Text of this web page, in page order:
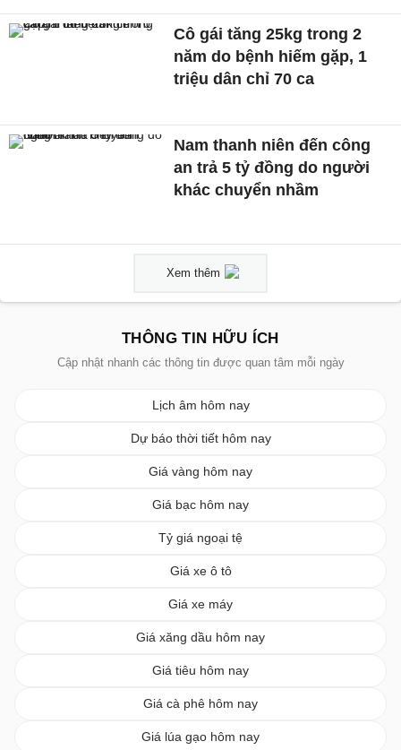
Cô gái tăng 25kg trong 2
năm do bệnh hiếm gặp, 1
triệu dân chỉ 70 ca
Nam thanh niên đến công
an trả 5 tỷ đồng do người
khác chuyển nhầm
Xem thêm
THÔNG TIN HỮU ÍCH
Cập nhật nhanh các thông tin được quan tâm mỗi ngày
Lịch âm hôm nay
Dự báo thời tiết hôm nay
Giá vàng hôm nay
Giá bạc hôm nay
Tỷ giá ngoại tệ
Giá xe ô tô
Giá xe máy
Giá xăng dầu hôm nay
Giá tiêu hôm nay
Giá cà phê hôm nay
Giá lúa gạo hôm nay